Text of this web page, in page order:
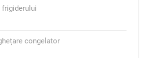
congelator